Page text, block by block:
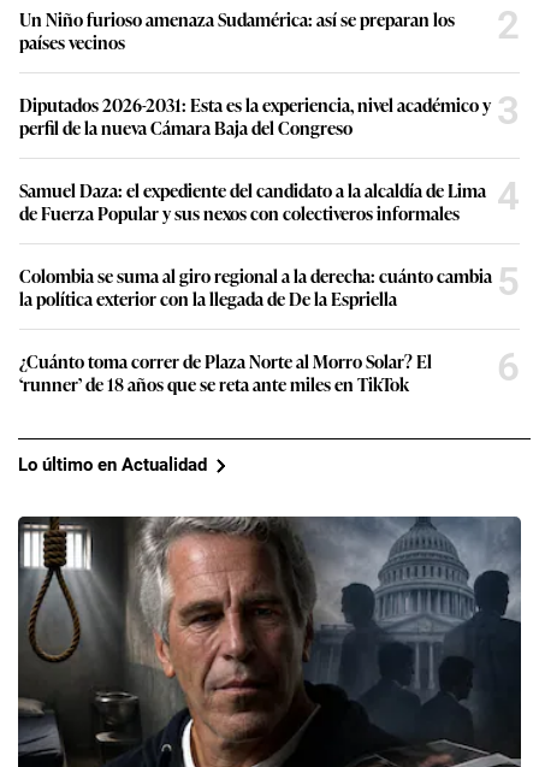
Un Niño furioso amenaza Sudamérica: así se preparan los
países vecinos
2
Diputados 2026-2031: Esta es la experiencia, nivel académico y
perfil de la nueva Cámara Baja del Congreso
3
Samuel Daza: el expediente del candidato a la alcaldía de Lima
de Fuerza Popular y sus nexos con colectiveros informales
4
Colombia se suma al giro regional a la derecha: cuánto cambia
la política exterior con la llegada de De la Espriella
5
¿Cuánto toma correr de Plaza Norte al Morro Solar? El
‘runner’ de 18 años que se reta ante miles en TikTok
6
Lo último en Actualidad